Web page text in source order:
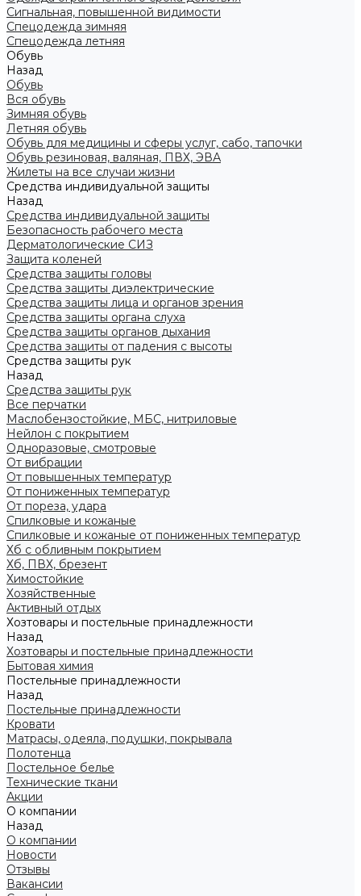
Сигнальная, повышенной видимости
Спецодежда зимняя
Спецодежда летняя
Обувь
Назад
Обувь
Вся обувь
Зимняя обувь
Летняя обувь
Обувь для медицины и сферы услуг, сабо, тапочки
Обувь резиновая, валяная, ПВХ, ЭВА
Жилеты на все случаи жизни
Средства индивидуальной защиты
Назад
Средства индивидуальной защиты
Безопасность рабочего места
Дерматологические СИЗ
Защита коленей
Средства защиты головы
Средства защиты диэлектрические
Средства защиты лица и органов зрения
Средства защиты органа слуха
Средства защиты органов дыхания
Средства защиты от падения с высоты
Средства защиты рук
Назад
Средства защиты рук
Все перчатки
Маслобензостойкие, МБС, нитриловые
Нейлон с покрытием
Одноразовые, смотровые
От вибрации
От повышенных температур
От пониженных температур
От пореза, удара
Спилковые и кожаные
Спилковые и кожаные от пониженных температур
Хб с обливным покрытием
Хб, ПВХ, брезент
Химостойкие
Хозяйственные
Активный отдых
Хозтовары и постельные принадлежности
Назад
Хозтовары и постельные принадлежности
Бытовая химия
Постельные принадлежности
Назад
Постельные принадлежности
Кровати
Матрасы, одеяла, подушки, покрывала
Полотенца
Постельное белье
Технические ткани
Акции
О компании
Назад
О компании
Новости
Отзывы
Вакансии